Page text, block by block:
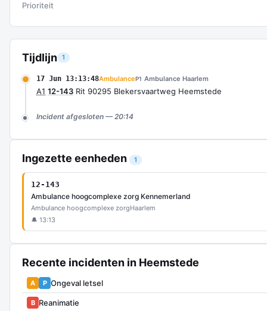
Tijdlijn 1
17 Jun 13:13:48AmbulanceP1 Ambulance Haarlem
A1 12-143 Rit 90295 Blekersvaartweg Heemstede
Incident afgesloten — 20:14
Ingezette eenheden 1
12-143
Ambulance hoogcomplexe zorg Kennemerland
Ambulance hoogcomplexe zorgHaarlem
🔔 13:13
Recente incidenten in Heemstede
A P Ongeval letsel
B Reanimatie
Prioriteit